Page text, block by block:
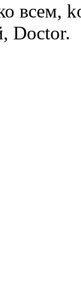
всем,
Doctor.